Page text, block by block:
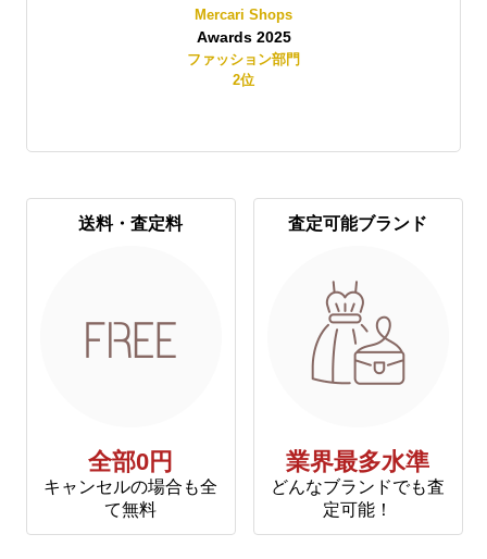
Mercari Shops
Awards 2025
ファッション部門
2位
送料・査定料
全部0円
キャンセルの場合も全
て無料
査定可能ブランド
業界最多水準
どんなブランドでも査
定可能！